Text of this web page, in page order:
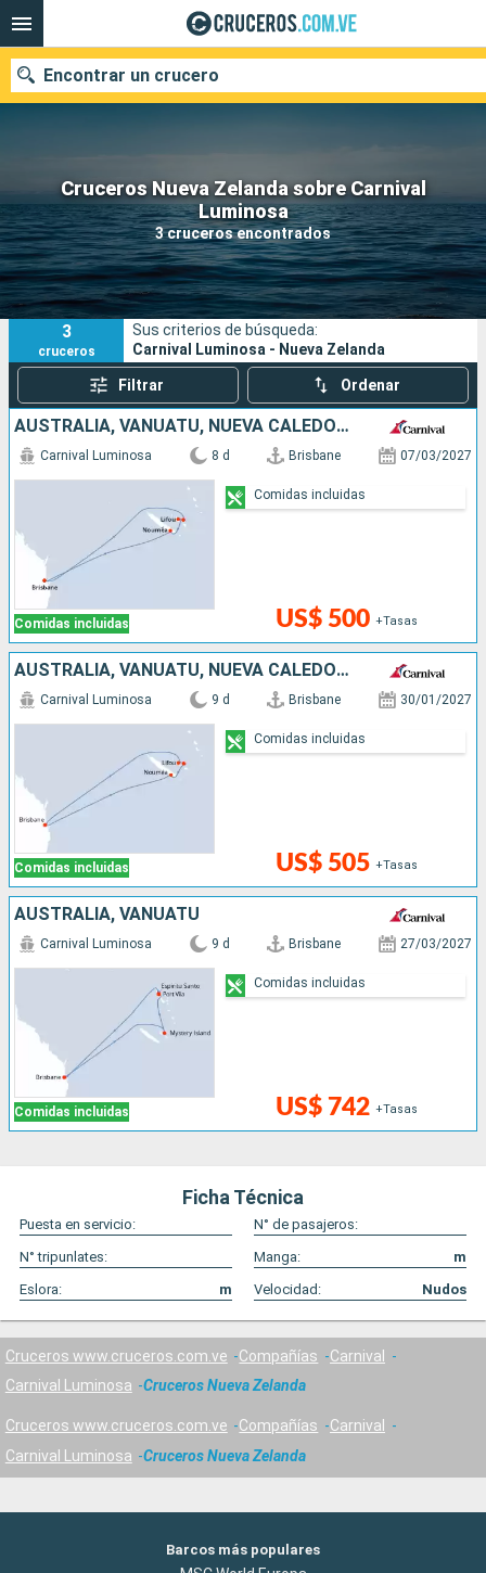
Cruceros Nueva Zelanda sobre Carnival
Luminosa
3 cruceros encontrados
Encontrar un crucero
Nuestros destinos
Fecha de salida
Puertos Compañías
Buscar
3
cruceros
Sus criterios de búsqueda:
Carnival Luminosa - Nueva Zelanda
Filtrar Ordenar
AUSTRALIA, VANUATU, NUEVA CALEDONIA
Comidas incluidas
Carnival Luminosa 8 d Brisbane 07/03/2027
US$ 500 +Tasas
Comidas incluidas
AUSTRALIA, VANUATU, NUEVA CALEDONIA
Comidas incluidas
Carnival Luminosa 9 d Brisbane 30/01/2027
US$ 505 +Tasas
Comidas incluidas
AUSTRALIA, VANUATU
Comidas incluidas
Carnival Luminosa 9 d Brisbane 27/03/2027
US$ 742 +Tasas
Comidas incluidas
Ficha Técnica
Puesta en servicio:
N° de pasajeros:
N° tripunlates:
Manga:
m
Eslora:
m Velocidad: Nudos
Cruceros www.cruceros.com.ve Compañías
Carnival
Carnival Luminosa
Cruceros Nueva Zelanda
Cruceros www.cruceros.com.ve Compañías
Carnival
Carnival Luminosa
Cruceros Nueva Zelanda
Barcos más populares